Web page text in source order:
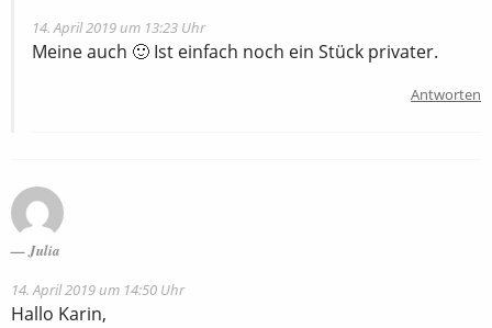
14. April 2019 um 13:23 Uhr
Meine auch 🙂 Ist einfach noch ein Stück privater.
Antworten
Julia
14. April 2019 um 14:50 Uhr
Hallo Karin,